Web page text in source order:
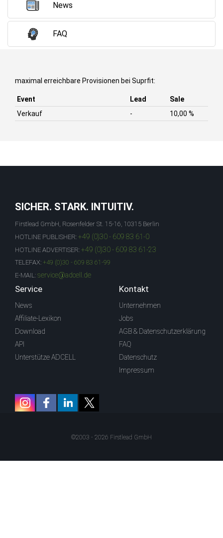
News
FAQ
maximal erreichbare Provisionen bei Suprfit:
Event Lead
Sale
Verkauf
- 10,00 %
SICHER. STARK. INTUITIV.
Firstlead GmbH, Rosenfelder St. 15-16, 10315 Berlin
HOTLINE PUBLISHER: +49 (0)30 - 609 83 61-0
HOTLINE ADVERTISER: +49 (0)30 - 609 83 61-23
TELEFAX: +49 (0)30 - 609 83 61-99
E-MAIL: service@adcell.de
Service
News
Affiliate-Lexikon
Download
API
Unterstütze ADCELL
Kontakt
Unternehmen
Jobs
AGB & Datenschutzerklärung
FAQ
Datenschutz
Impressum
©2003 - 2026 Firstlead GmbH